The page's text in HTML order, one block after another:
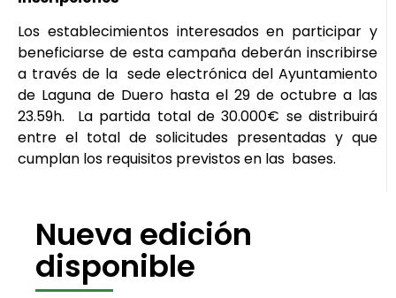
Los establecimientos interesados en participar y
beneficiarse de esta campaña deberán inscribirse
a través de la sede electrónica del Ayuntamiento
de Laguna de Duero hasta el 29 de octubre a las
23.59h. La partida total de 30.000€ se distribuirá
entre el total de solicitudes presentadas y que
cumplan los requisitos previstos en las bases.
Nueva edición
disponible